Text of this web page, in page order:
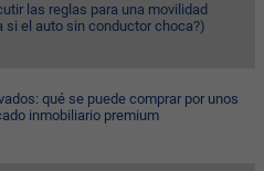
las reglas para una movilidad
si el auto sin conductor choca?)
qué se puede comprar por unos
inmobiliario premium